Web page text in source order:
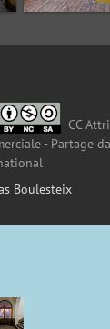
CC
- Partage
Boulesteix